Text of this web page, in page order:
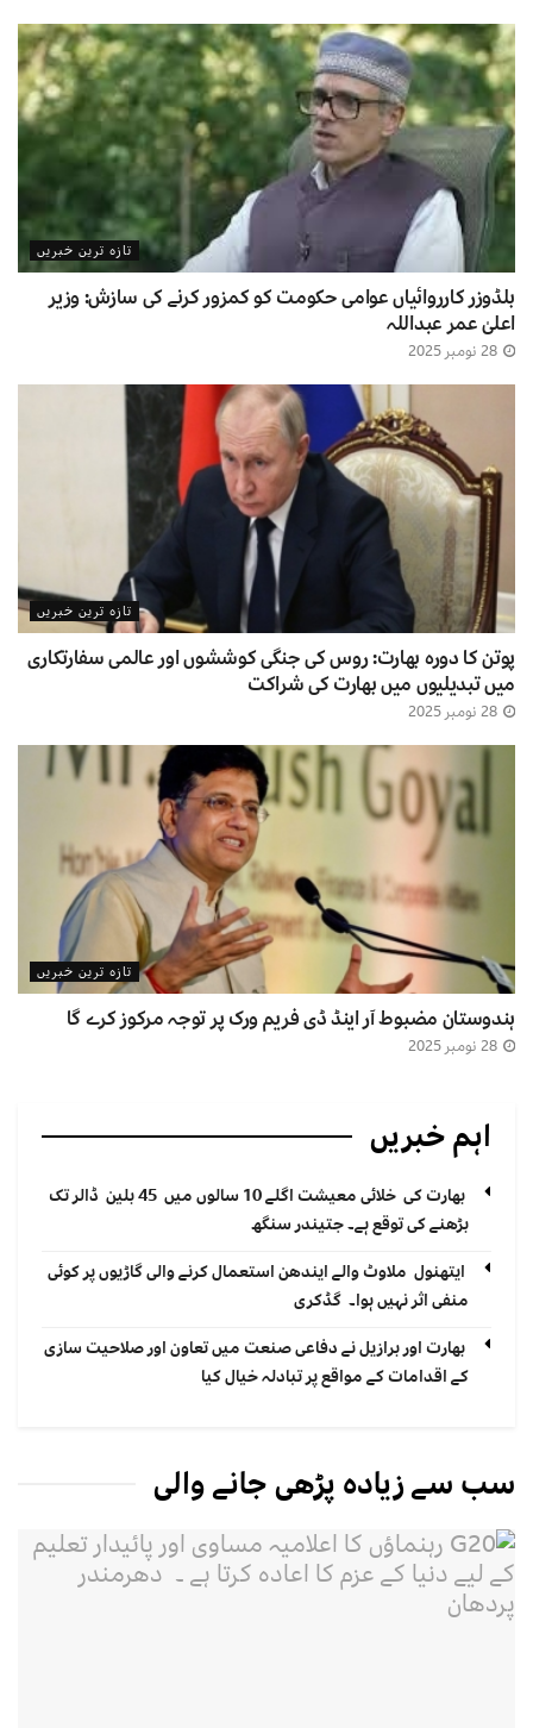
تازہ ترین خبریں
بلڈوزر کارروائیاں عوامی حکومت کو کمزور کرنے کی سازش: وزیر
اعلیٰ عمر عبداللہ
تازہ ترین خبریں
پوتن کا دورہ بھارت: روس کی جنگی کوششوں اور عالمی سفارتکاری
میں تبدیلیوں میں بھارت کی شراکت
تازہ ترین خبریں
ہندوستان مضبوط آر اینڈ ڈی فریم ورک پر توجہ مرکوز کرے گا
اہم خبریں
بھارت کی خلائی معیشت اگلے 10 سالوں میں 45 بلین ڈالر تک
بڑھنے کی توقع ہے۔ جتیندر سنگھ
ایتھنول ملاوٹ والے ایندھن استعمال کرنے والی گاڑیوں پر کوئی
منفی اثر نہیں ہوا۔ گڈکری
بھارت اور برازیل نے دفاعی صنعت میں تعاون اور صلاحیت سازی
کے اقدامات کے مواقع پر تبادلہ خیال کیا
سب سے زیادہ پڑھی جانے والی